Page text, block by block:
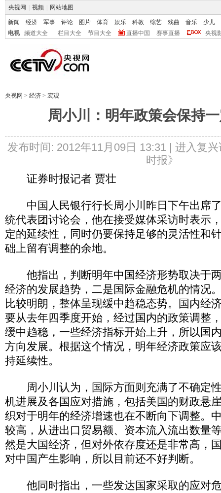
央视网 视频 网站地图
新闻 经济 军事 评论 图片 体育 娱乐 科教 综艺 戏曲 音乐
少儿
电视
频道大全 栏目大全 节目大全 直播中国 赛事直播 央视
央视网 > 经济 > 宏观
周小川：明年政策会保持
发布时间: 2012年11月09日 13:31 | 进入复兴
时报》
证券时报记者 贾壮
中国人民银行行长周小川昨日下午出席
统代表团讨论会，他在接受媒体采访时表示
定的延续性，同时仍要保持足够的灵活性和
础上留有调整的余地。
他指出，判断明年中国经济形势取决于
经济的发展趋势，二是国际金融危机的情况
比较明朗，整体呈现缓中趋稳态势。国内经
要从去年四季度开始，经过国内的政策调整
缓中趋稳，一些经济指标开始上升，所以国
方向发展。根据这个情况，明年经济政策应
持延续性。
周小川认为，国际方面则充满了不确定
机进展及各国应对措施，包括美国的财政悬
织对于明年的经济增速也在不断向下调整。
较高，从进出口贸易额、资本流入流出数量
然是大国经济，但对外依存度还是非常高，
对中国产生影响，所以目前还不好判断。
他同时指出，一些发达国家采取的应对